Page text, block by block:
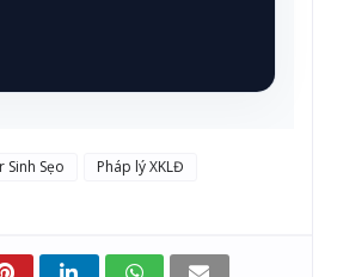
Sinh Sẹo
Pháp lý XKLĐ